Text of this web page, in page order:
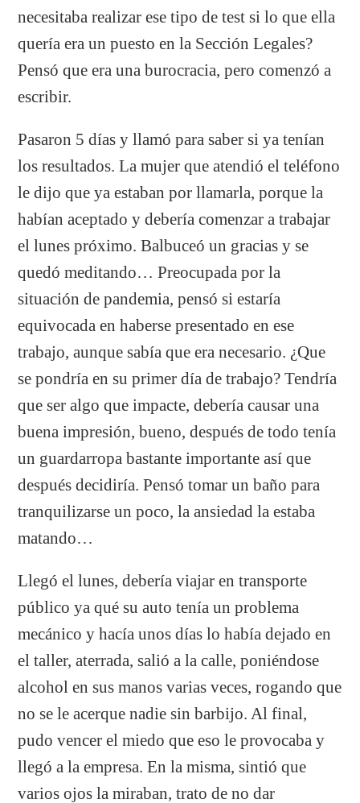
necesitaba realizar ese tipo de test si lo que ella
quería era un puesto en la Sección Legales?
Pensó que era una burocracia, pero comenzó a
escribir.
Pasaron 5 días y llamó para saber si ya tenían
los resultados. La mujer que atendió el teléfono
le dijo que ya estaban por llamarla, porque la
habían aceptado y debería comenzar a trabajar
el lunes próximo. Balbuceó un gracias y se
quedó meditando… Preocupada por la
situación de pandemia, pensó si estaría
equivocada en haberse presentado en ese
trabajo, aunque sabía que era necesario. ¿Que
se pondría en su primer día de trabajo? Tendría
que ser algo que impacte, debería causar una
buena impresión, bueno, después de todo tenía
un guardarropa bastante importante así que
después decidiría. Pensó tomar un baño para
tranquilizarse un poco, la ansiedad la estaba
matando…
Llegó el lunes, debería viajar en transporte
público ya qué su auto tenía un problema
mecánico y hacía unos días lo había dejado en
el taller, aterrada, salió a la calle, poniéndose
alcohol en sus manos varias veces, rogando que
no se le acerque nadie sin barbijo. Al final,
pudo vencer el miedo que eso le provocaba y
llegó a la empresa. En la misma, sintió que
varios ojos la miraban, trato de no dar